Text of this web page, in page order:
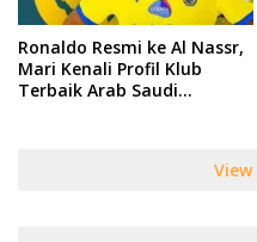
Ronaldo Resmi ke Al Nassr,
Mari Kenali Profil Klub
Terbaik Arab Saudi